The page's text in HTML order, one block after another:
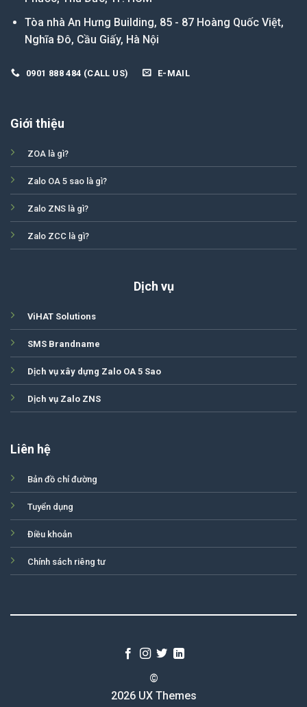
Tòa nhà An Hưng Building, 85 - 87 Hoàng Quốc Việt,
Nghĩa Đô, Cầu Giấy, Hà Nội
0901 888 484 (CALL US) E-MAIL
Giới thiệu
ZOA là gì?
Zalo OA 5 sao là gì?
Zalo ZNS là gì?
Zalo ZCC là gì?
Dịch vụ
ViHAT Solutions
SMS Brandname
Dịch vụ xây dựng Zalo OA 5 Sao
Dịch vụ Zalo ZNS
Liên hệ
Bản đồ chỉ đường
Tuyển dụng
Điều khoản
Chính sách riêng tư
©
2026 UX Themes